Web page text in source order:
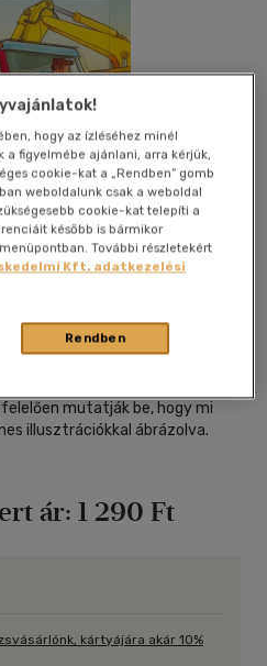
Megosztom
16 oldal
mutatják be, hogy mi
illusztrációkkal ábrázolva.
ár: 1 290 Ft
kártyájára akár 10%
hogy az ízléséhez minél
a figyelmébe ajánlani, arra kérjük,
cookie-kat a „Rendben” gomb
weboldalunk csak a weboldal
cookie-kat telepíti a
később is bármikor
További részletekért
Kft. adatkezelési
Rendben